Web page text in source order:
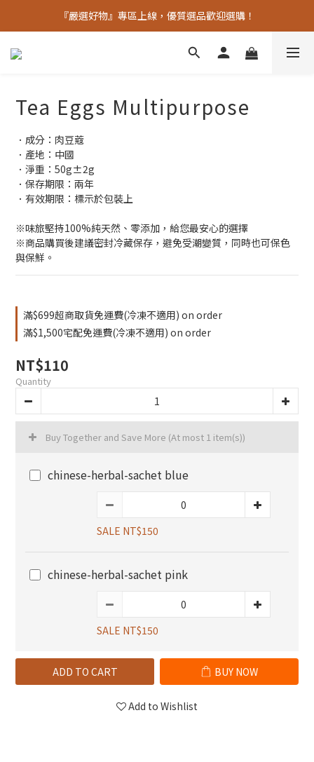
老朋友十週年優惠中  滿額贈品數量有限 馬上下單
『嚴選好物』專區上線，優質選品歡迎選購！
老朋友十週年優惠中  滿額贈品數量有限 馬上下單
Tea Eggs Multipurpose
．成分：肉豆蔻
．產地：中國
．淨重：50g±2g
．保存期限：兩年
．有效期限：標示於包裝上
※味旅堅持100%純天然、零添加，給您最安心的選擇
※商品購買後建議密封冷藏保存，避免受潮變質，同時也可保色
與保鮮。
滿$699超商取貨免運費(冷凍不適用) on order
滿$1,500宅配免運費(冷凍不適用) on order
NT$110
Quantity
Buy Together and Save More (At most 1 item(s))
chinese-herbal-sachet blue
SALE NT$150
chinese-herbal-sachet pink
SALE NT$150
ADD TO CART BUY NOW
Add to Wishlist